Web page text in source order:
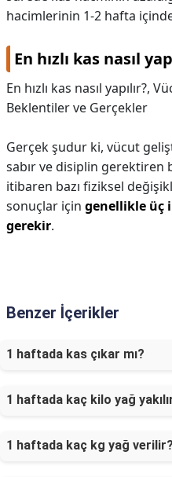
hacimlerinin 1-2 hafta
En hızlı kas nasıl
En hızlı kas nasıl yapılır?,
Beklentiler ve Gerçekler
Gerçek şudur ki, vücut
sabır ve disiplin gerektiren
itibaren bazı fiziksel
sonuçlar için genellikle üç
gerekir.
Benzer İçerikler
1 haftada kas çıkar mı?
1 haftada kaç kilo yağ
1 haftada kaç kg yağ verilir?